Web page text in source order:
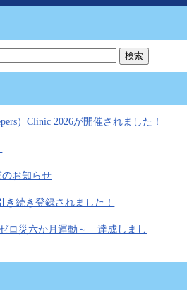
）Clinic 2026が開催されました！
お知らせ
き続き登録されました！
ロ災六か月運動～ 達成しまし